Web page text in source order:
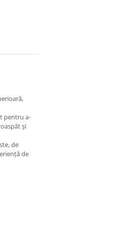
pentru a-
și
de
de